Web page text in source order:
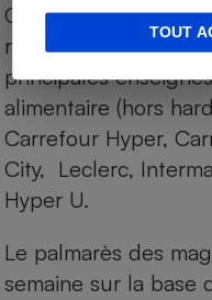
TOUT
Chaque jour, les
relevés par Internet,
principales
alimentaire (hors
Carrefour Hyper,
City, Leclerc,
Hyper U.
Le palmarès des
semaine sur la base